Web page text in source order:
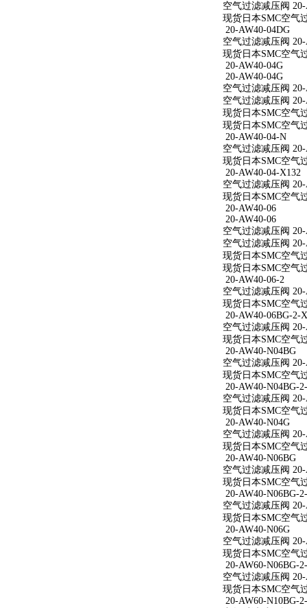
空气过滤减压阀
现货日本SMC空气
20-AW40-04DG
空气过滤减压阀
现货日本SMC空气
20-AW40-04G
20-AW40-04G
空气过滤减压阀 20-
空气过滤减压阀 20-
现货日本SMC空气
现货日本SMC空气
20-AW40-04-N
空气过滤减压阀
现货日本SMC空气
20-AW40-04-X132
空气过滤减压阀
现货日本SMC空气
20-AW40-06
20-AW40-06
空气过滤减压阀 20-
空气过滤减压阀 20-
现货日本SMC空气
现货日本SMC空气
20-AW40-06-2
空气过滤减压阀
现货日本SMC空气
20-AW40-06BG-2-
空气过滤减压阀
现货日本SMC空气
20-AW40-N04BG
空气过滤减压阀
现货日本SMC空气
20-AW40-N04BG-
空气过滤减压阀
现货日本SMC空气
20-AW40-N04G
空气过滤减压阀
现货日本SMC空气
20-AW40-N06BG
空气过滤减压阀
现货日本SMC空气
20-AW40-N06BG-
空气过滤减压阀
现货日本SMC空气
20-AW40-N06G
空气过滤减压阀
现货日本SMC空气
20-AW60-N06BG-
空气过滤减压阀
现货日本SMC空气
20-AW60-N10BG-